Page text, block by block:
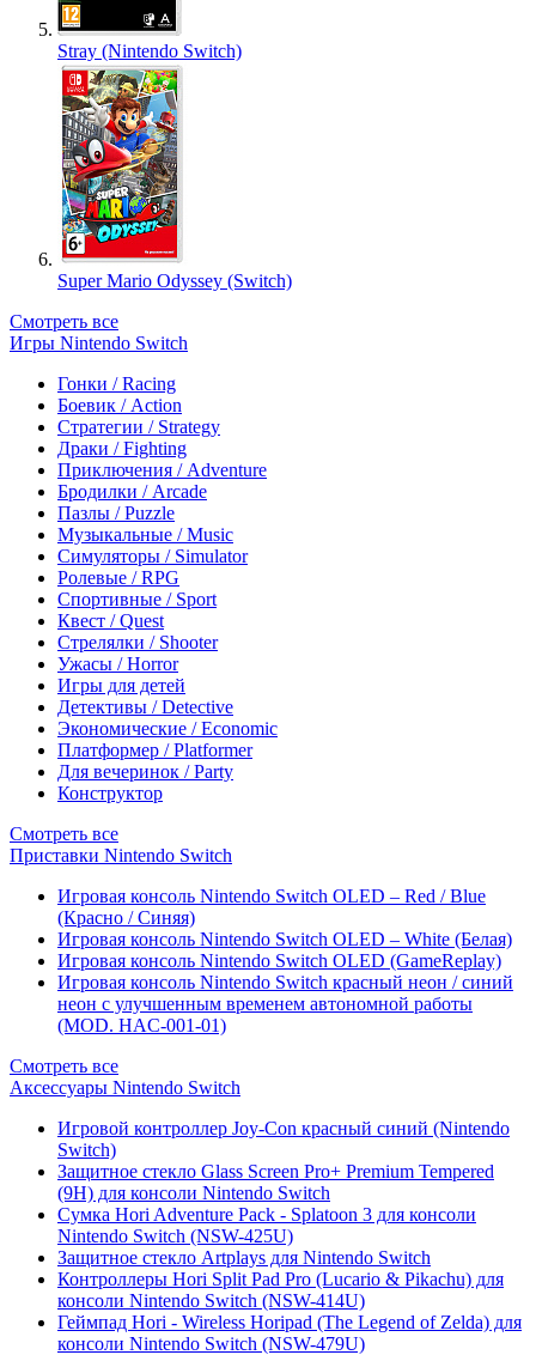
Stray (Nintendo Switch)
Super Mario Odyssey (Switch)
Смотреть все
Игры Nintendo Switch
Гонки / Racing
Боевик / Action
Стратегии / Strategy
Драки / Fighting
Приключения / Adventure
Бродилки / Arcade
Пазлы / Puzzle
Музыкальные / Music
Симуляторы / Simulator
Ролевые / RPG
Спортивные / Sport
Квест / Quest
Стрелялки / Shooter
Ужасы / Horror
Игры для детей
Детективы / Detective
Экономические / Economic
Платформер / Platformer
Для вечеринок / Party
Конструктор
Смотреть все
Приставки Nintendo Switch
Игровая консоль Nintendo Switch OLED – Red / Blue
(Красно / Синяя)
Игровая консоль Nintendo Switch OLED – White (Белая)
Игровая консоль Nintendo Switch OLED (GameReplay)
Игровая консоль Nintendo Switch красный неон / синий
неон с улучшенным временем автономной работы
(MOD. HAC-001-01)
Смотреть все
Аксессуары Nintendo Switch
Игровой контроллер Joy-Con красный синий (Nintendo
Switch)
Защитное стекло Glass Screen Pro+ Premium Tempered
(9H) для консоли Nintendo Switch
Сумка Hori Adventure Pack - Splatoon 3 для консоли
Nintendo Switch (NSW-425U)
Защитное стекло Artplays для Nintendo Switch
Контроллеры Hori Split Pad Pro (Lucario & Pikachu) для
консоли Nintendo Switch (NSW-414U)
Геймпад Hori - Wireless Horipad (The Legend of Zelda) для
консоли Nintendo Switch (NSW-479U)